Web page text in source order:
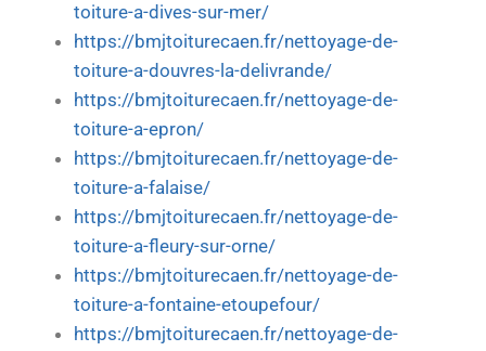
toiture-a-dives-sur-mer/
https://bmjtoiturecaen.fr/nettoyage-de-
toiture-a-douvres-la-delivrande/
https://bmjtoiturecaen.fr/nettoyage-de-
toiture-a-epron/
https://bmjtoiturecaen.fr/nettoyage-de-
toiture-a-falaise/
https://bmjtoiturecaen.fr/nettoyage-de-
toiture-a-fleury-sur-orne/
https://bmjtoiturecaen.fr/nettoyage-de-
toiture-a-fontaine-etoupefour/
https://bmjtoiturecaen.fr/nettoyage-de-